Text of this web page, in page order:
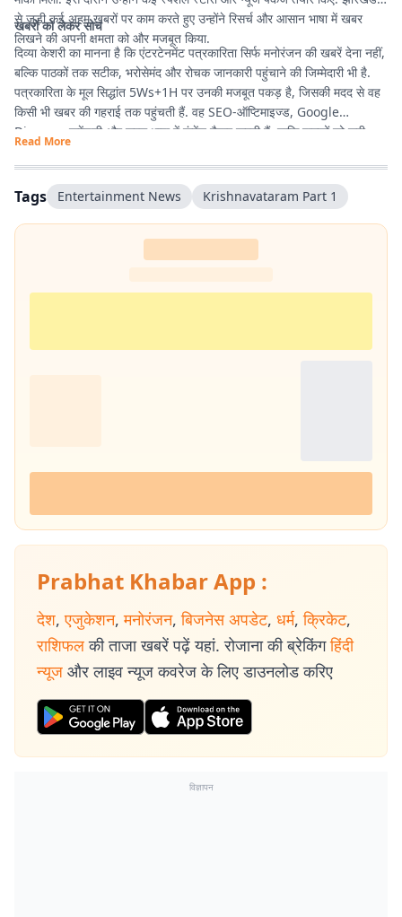
से जुड़ी कई अहम खबरों पर काम करते हुए उन्होंने रिसर्च और आसान भाषा में खबर
लिखने की अपनी क्षमता को और मजबूत किया.
खबरों को लेकर सोच
दिव्या केशरी का मानना है कि एंटरटेनमेंट पत्रकारिता सिर्फ मनोरंजन की खबरें देना नहीं,
बल्कि पाठकों तक सटीक, भरोसेमंद और रोचक जानकारी पहुंचाने की जिम्मेदारी भी है.
पत्रकारिता के मूल सिद्धांत 5Ws+1H पर उनकी मजबूत पकड़ है, जिसकी मदद से वह
किसी भी खबर की गहराई तक पहुंचती हैं. वह SEO-ऑप्टिमाइज्ड, Google
Discover फ्रेंडली और सरल भाषा में कंटेंट तैयार करती हैं, ताकि पाठकों को सही
जानकारी आसानी से मिले और उनका पढ़ने का अनुभव बेहतर हो.
Read More
Tags Entertainment News Krishnavataram Part 1
Prabhat Khabar App :
देश, एजुकेशन, मनोरंजन, बिजनेस अपडेट, धर्म, क्रिकेट,
राशिफल की ताजा खबरें पढ़ें यहां. रोजाना की ब्रेकिंग हिंदी
न्यूज और लाइव न्यूज कवरेज के लिए डाउनलोड करिए
विज्ञापन